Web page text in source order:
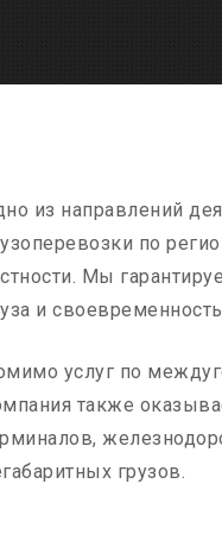
из направлений
по
Мы
и
услуг по
также
грузов.